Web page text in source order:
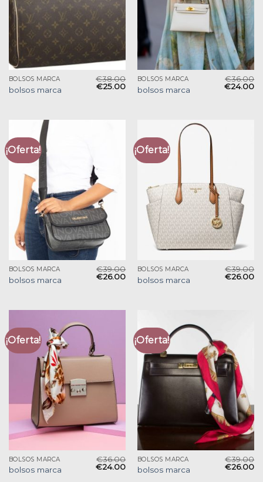
BOLSOS MARCA
bolsos marca
€38.00
€25.00
BOLSOS MARCA
bolsos marca
€36.00
€24.00
¡Oferta!
BOLSOS MARCA
bolsos marca
€39.00
€26.00
¡Oferta!
BOLSOS MARCA
bolsos marca
€39.00
€26.00
¡Oferta!
BOLSOS MARCA
bolsos marca
€36.00
€24.00
¡Oferta!
BOLSOS MARCA
bolsos marca
€39.00
€26.00